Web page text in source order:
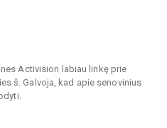
Activision labiau linkę prie
š. Galvoja, kad apie senovinius